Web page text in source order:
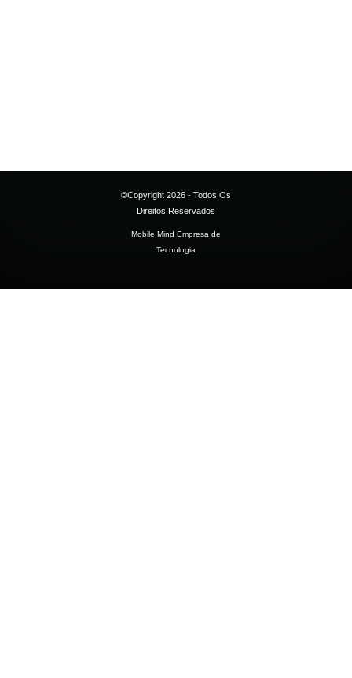
©Copyright 2026 - Todos Os
Direitos Reservados
Mobile Mind Empresa de
Tecnologia